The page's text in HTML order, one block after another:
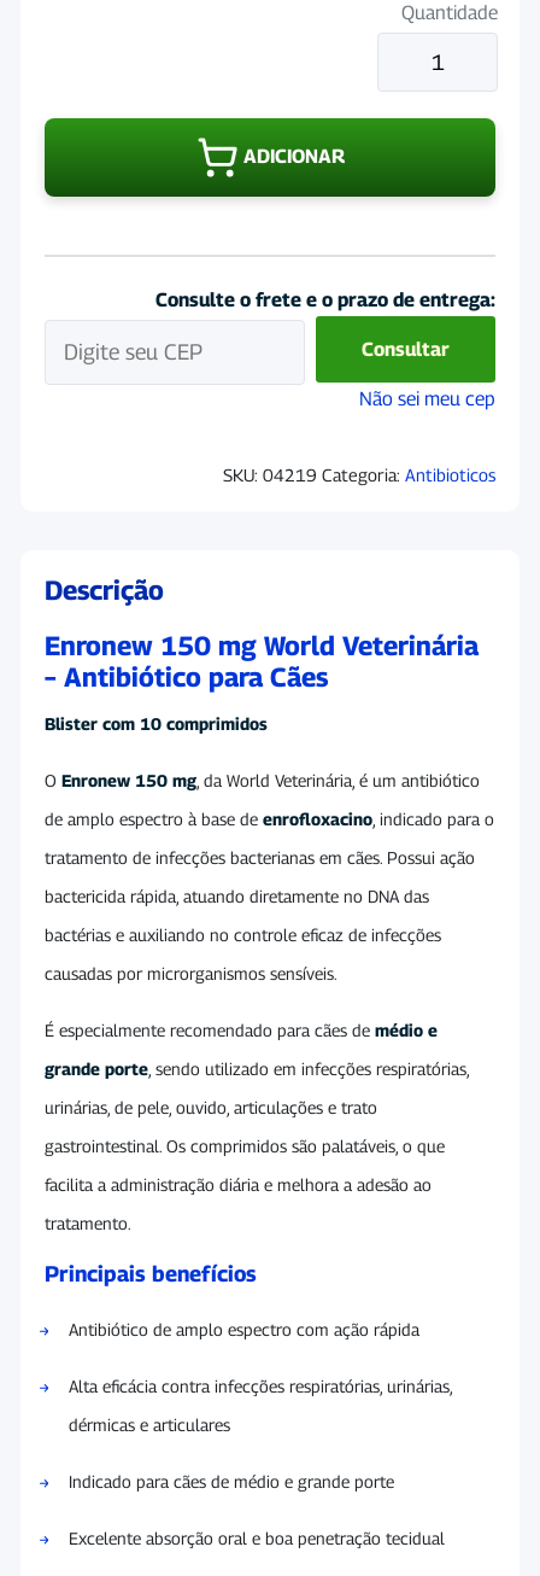
Quantidade
Antibiotico
Cães
10
quantidade
ADICIONAR
Consulte o frete e o prazo de entrega:
Consultar
Não sei meu cep
SKU: 04219 Categoria: Antibioticos
Descrição
Enronew 150 mg World Veterinária
– Antibiótico para Cães
Blister com 10 comprimidos
O Enronew 150 mg , da World Veterinária , é um antibiótico
de amplo espectro à base de enrofloxacino , indicado para o
tratamento de infecções bacterianas em cães. Possui ação
bactericida rápida, atuando diretamente no DNA das
bactérias e auxiliando no controle eficaz de infecções
causadas por microrganismos sensíveis.
É especialmente recomendado para cães de médio e
grande porte , sendo utilizado em infecções respiratórias,
urinárias, de pele, ouvido, articulações e trato
gastrointestinal. Os comprimidos são palatáveis, o que
facilita a administração diária e melhora a adesão ao
tratamento.
Principais benefícios
Antibiótico de amplo espectro com ação rápida
Alta eficácia contra infecções respiratórias, urinárias,
dérmicas e articulares
Indicado para cães de médio e grande porte
Excelente absorção oral e boa penetração tecidual